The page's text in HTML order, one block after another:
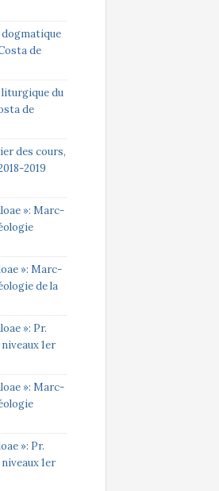
dogmatique
de
liturgique du
de
des cours,
2019
»: Marc-
»: Marc-
de la
»: Pr.
1er
»: Marc-
»: Pr.
1er